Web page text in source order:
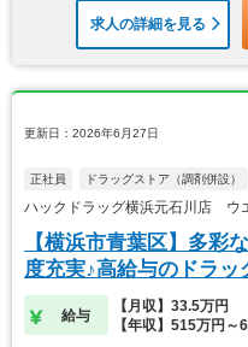
求人の詳細を見る
更新日：2026年6月27日
正社員 ドラッグストア（調剤併設）
ハックドラッグ横浜元石川店 ウ
【横浜市青葉区】多彩
度充実♪高給与のドラ
給与
【月収】33.5万円
【年収】515万円～